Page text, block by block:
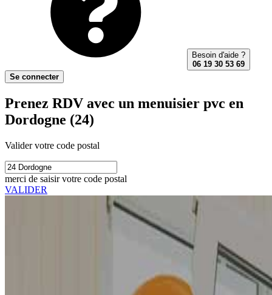
Besoin d'aide ?
06 19 30 53 69
Se connecter
Prenez RDV avec un menuisier pvc en
Dordogne (24)
Valider votre code postal
merci de saisir votre code postal
VALIDER